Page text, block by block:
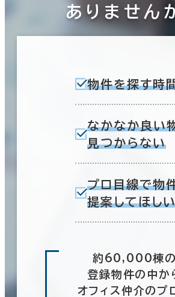
ありません
物件を探す時
なかなか良い
見つからない
プロ目線で物
提案してほし
約60,000棟の
登録物件の中か
オフィス仲介のプ